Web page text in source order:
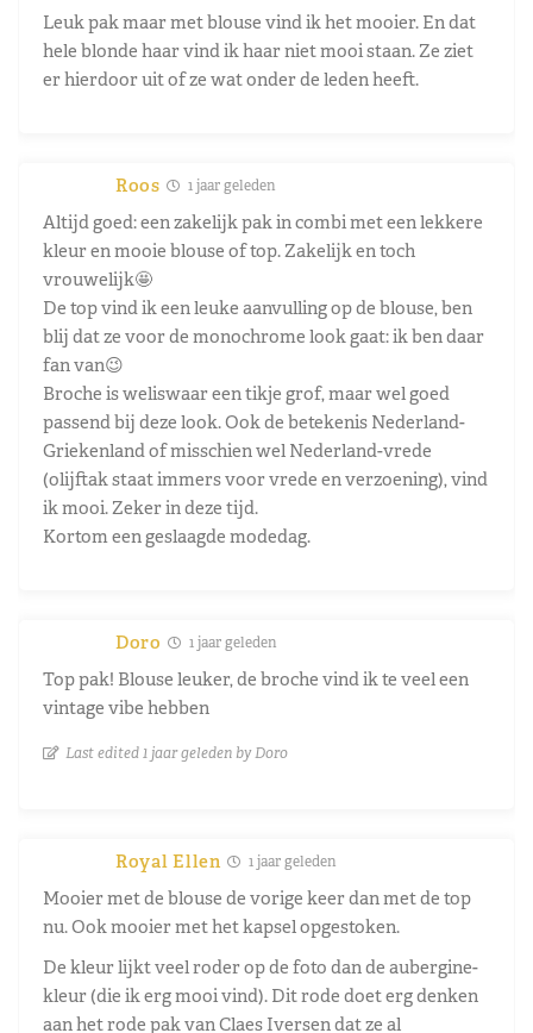
Leuk pak maar met blouse vind ik het mooier. En dat
hele blonde haar vind ik haar niet mooi staan. Ze ziet
er hierdoor uit of ze wat onder de leden heeft.
Roos 1 jaar geleden
Altijd goed: een zakelijk pak in combi met een lekkere
kleur en mooie blouse of top. Zakelijk en toch
vrouwelijk🤩
De top vind ik een leuke aanvulling op de blouse, ben
blij dat ze voor de monochrome look gaat: ik ben daar
fan van😉
Broche is weliswaar een tikje grof, maar wel goed
passend bij deze look. Ook de betekenis Nederland-
Griekenland of misschien wel Nederland-vrede
(olijftak staat immers voor vrede en verzoening), vind
ik mooi. Zeker in deze tijd.
Kortom een geslaagde modedag.
Doro 1 jaar geleden
Top pak! Blouse leuker, de broche vind ik te veel een
vintage vibe hebben
Last edited 1 jaar geleden by Doro
Royal Ellen 1 jaar geleden
Mooier met de blouse de vorige keer dan met de top
nu. Ook mooier met het kapsel opgestoken.
De kleur lijkt veel roder op de foto dan de aubergine-
kleur (die ik erg mooi vind). Dit rode doet erg denken
aan het rode pak van Claes Iversen dat ze al